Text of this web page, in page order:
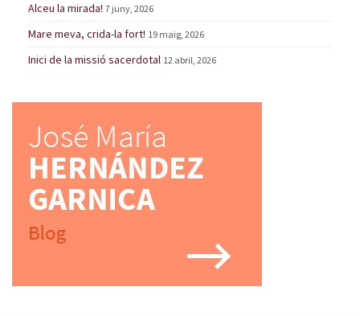
Alceu la mirada! 7 juny, 2026
Mare meva, crida-la fort! 19 maig, 2026
Inici de la missió sacerdotal 12 abril, 2026